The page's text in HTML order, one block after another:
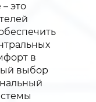
это
в
выбор